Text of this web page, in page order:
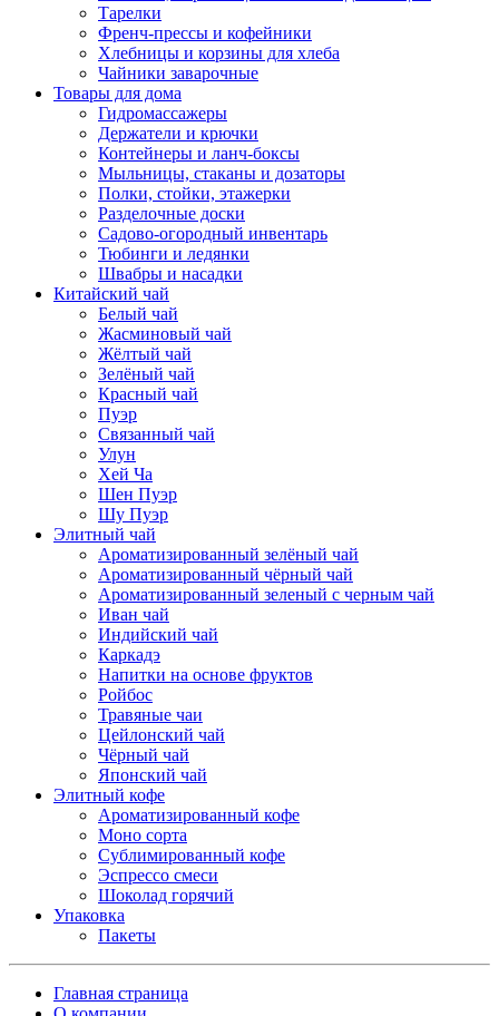
Тарелки
Френч-прессы и кофейники
Хлебницы и корзины для хлеба
Чайники заварочные
Товары для дома
Гидромассажеры
Держатели и крючки
Контейнеры и ланч-боксы
Мыльницы, стаканы и дозаторы
Полки, стойки, этажерки
Разделочные доски
Садово-огородный инвентарь
Тюбинги и ледянки
Швабры и насадки
Китайский чай
Белый чай
Жасминовый чай
Жёлтый чай
Зелёный чай
Красный чай
Пуэр
Связанный чай
Улун
Хей Ча
Шен Пуэр
Шу Пуэр
Элитный чай
Ароматизированный зелёный чай
Ароматизированный чёрный чай
Ароматизированный зеленый с черным чай
Иван чай
Индийский чай
Каркадэ
Напитки на основе фруктов
Ройбос
Травяные чаи
Цейлонский чай
Чёрный чай
Японский чай
Элитный кофе
Ароматизированный кофе
Моно сорта
Сублимированный кофе
Эспрессо смеси
Шоколад горячий
Упаковка
Пакеты
Главная страница